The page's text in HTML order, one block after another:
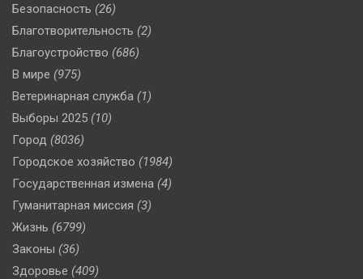
Безопасность (26)
Благотворительность (2)
Благоустройство (686)
В мире (975)
Ветеринарная служба (1)
Выборы 2025 (10)
Город (8036)
Городское хозяйство (1984)
Государственная измена (4)
Гуманитарная миссия (3)
Жизнь (6799)
Законы (36)
Здоровье (409)